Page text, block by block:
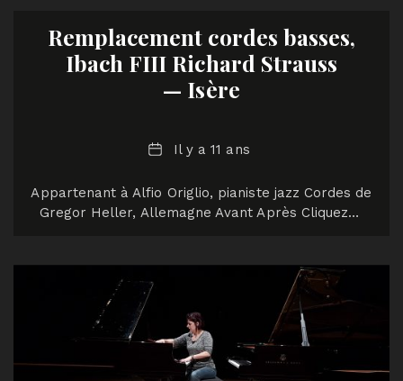
Remplacement cordes basses,
Ibach FIII Richard Strauss
— Isère
DateIl y a 11 ans
Appartenant à Alfio Origlio, pianiste jazz Cordes de
Gregor Heller, Allemagne Avant Après Cliquez…